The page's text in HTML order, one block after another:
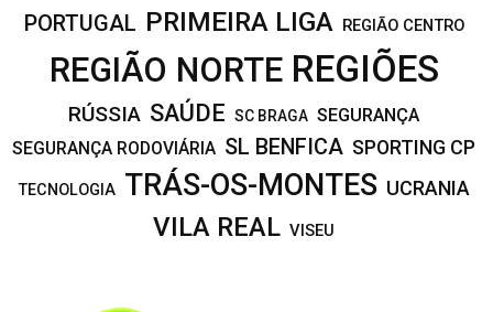
PORTUGAL PRIMEIRA LIGA REGIÃO CENTRO
REGIÃO NORTE REGIÕES
RÚSSIA SAÚDE SC BRAGA SEGURANÇA
SEGURANÇA RODOVIÁRIA SL BENFICA SPORTING CP
TECNOLOGIA TRÁS-OS-MONTES UCRANIA
VILA REAL VISEU